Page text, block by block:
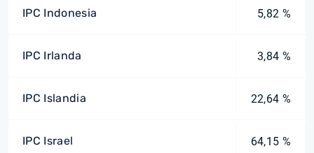
IPC Indonesia 5,82 %
IPC Irlanda 3,84 %
IPC Islandia 22,64 %
IPC Israel 64,15 %